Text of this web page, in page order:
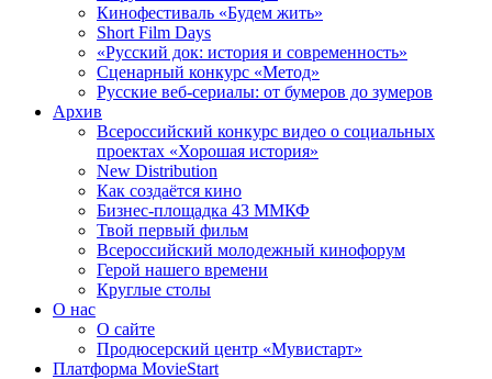
Кинофестиваль «Будем жить»
Short Film Days
«Русский док: история и современность»
Сценарный конкурс «Метод»
Русские веб-сериалы: от бумеров до зумеров
Архив
Всероссийский конкурс видео о социальных
проектах «Хорошая история»
New Distribution
Как создаётся кино
Бизнес-площадка 43 ММКФ
Твой первый фильм
Всероссийский молодежный кинофорум
Герой нашего времени
Круглые столы
О нас
О сайте
Продюсерский центр «Мувистарт»
Платформа MovieStart